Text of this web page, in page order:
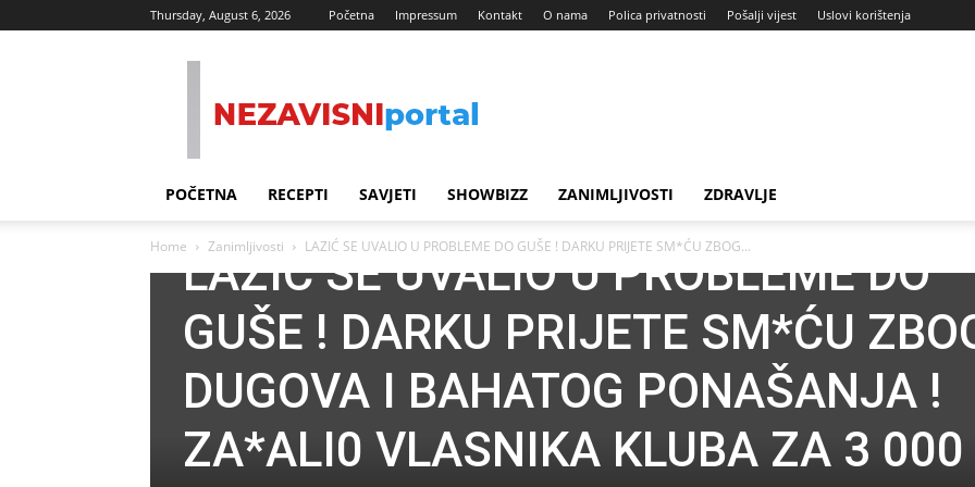
Thursday, August 6, 2026 Početna Impressum Kontakt O nama Polica privatnosti Pošalji vijest Uslovi korištenja
POČETNA RECEPTI SAVJETI SHOWBIZZ ZANIMLJIVOSTI ZDRAVLJE
Home Zanimljivosti LAZIĆ SE UVALIO U PROBLEME DO GUŠE ! DARKU PRIJETE SM*ĆU ZBOG...
LAZIĆ SE UVALIO U PROBLEME DO
GUŠE ! DARKU PRIJETE SM*ĆU
DUGOVA I BAHATOG PONAŠANJA !
ZA*ALI0 VLASNIKA KLUBA ZA 3 000